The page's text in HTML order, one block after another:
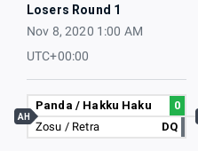
Losers Round 1
Nov 8, 2020 1:00 AM
UTC+00:00
Panda / Hakku Haku
0
Zosu / Retra
DQ
AH